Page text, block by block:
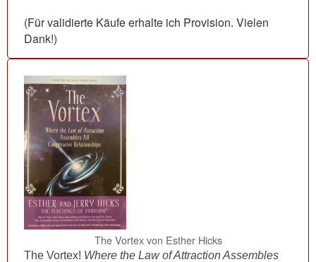
(Für validierte Käufe erhalte ich Provision. Vielen
Dank!)
The Vortex von Esther Hicks
The Vortex! Where the Law of Attraction Assembles